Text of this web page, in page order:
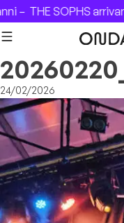
Skip to content
–THE SOPHS
24/02/2026